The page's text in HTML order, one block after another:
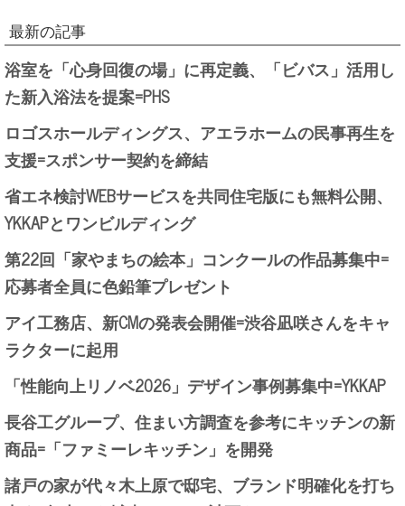
最新の記事
浴室を「心身回復の場」に再定義、「ビバス」活用し
た新入浴法を提案=PHS
ロゴスホールディングス、アエラホームの民事再生を
支援=スポンサー契約を締結
省エネ検討WEBサービスを共同住宅版にも無料公開、
YKKAPとワンビルディング
第22回「家やまちの絵本」コンクールの作品募集中=
応募者全員に色鉛筆プレゼント
アイ工務店、新CMの発表会開催=渋谷凪咲さんをキャ
ラクターに起用
「性能向上リノベ2026」デザイン事例募集中=YKKAP
長谷工グループ、住まい方調査を参考にキッチンの新
商品=「ファミーレキッチン」を開発
諸戸の家が代々木上原で邸宅、ブランド明確化を打ち